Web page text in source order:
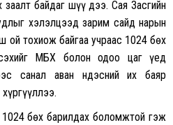
байдаг шүү дээ. Сая Засгийн
хэлэлцээд зарим сайд нарын
ой тохиож байгаа учраас 1024 бөх
МҮБХ болон одоо цаг үед
санал аван Үндэсний их баяр
1024 бөх барилдах боломжтой гэж